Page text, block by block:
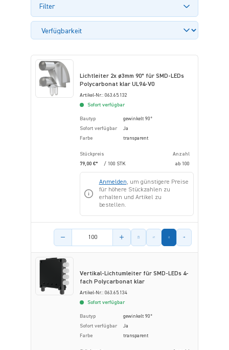
Filter
Lichtleiter 2x ø3mm 90° für SMD-LEDs
Polycarbonat klar UL94-V0
Artikel-Nr.: 063.65.132
Sofort verfügbar
Bautyp
gewinkelt 90°
Sofort verfügbar
Ja
Farbe
transparent
Stückpreis
Anzahl
79,00 €*
/ 100 STK ab 100
Anmelden, um günstigere Preise
für höhere Stückzahlen zu
erhalten und Artikel zu
bestellen.
Menge des Artikels
Vertikal-Lichtumleiter für SMD-LEDs 4-
fach Polycarbonat klar
Artikel-Nr.: 063.65.134
Sofort verfügbar
Bautyp
gewinkelt 90°
Sofort verfügbar
Ja
Farbe
transparent